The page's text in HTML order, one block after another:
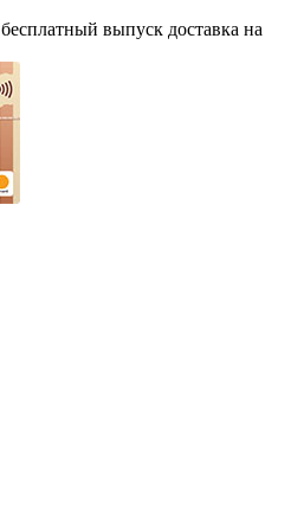
бесплатный выпуск доставка на